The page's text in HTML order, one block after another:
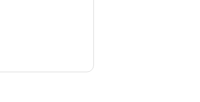
当たることがで